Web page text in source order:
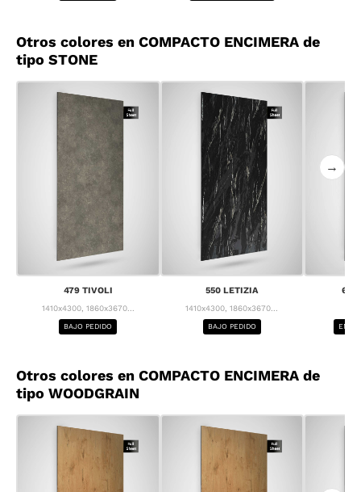
Otros colores en COMPACTO ENCIMERA de
tipo STONE
479 TIVOLI
1410x4300, 1860x3670...
BAJO PEDIDO
550 LETIZIA
1410x4300, 1860x3670...
BAJO PEDIDO
637
→
Otros colores en COMPACTO ENCIMERA de
tipo WOODGRAIN